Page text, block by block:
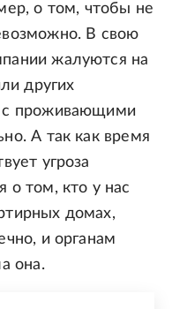
о том, чтобы не
В свою
жалуются на
других
с проживающими
А так как время
угроза
о том, кто у нас
домах,
и органам
она.